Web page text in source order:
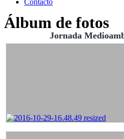
Contacto
Álbum de fotos
Jornada